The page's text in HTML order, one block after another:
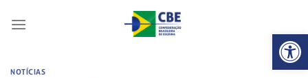
Abrir
NOTÍCIAS